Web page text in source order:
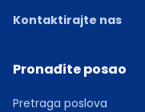
Kontaktirajte nas
Pronađite posao
Pretraga poslova